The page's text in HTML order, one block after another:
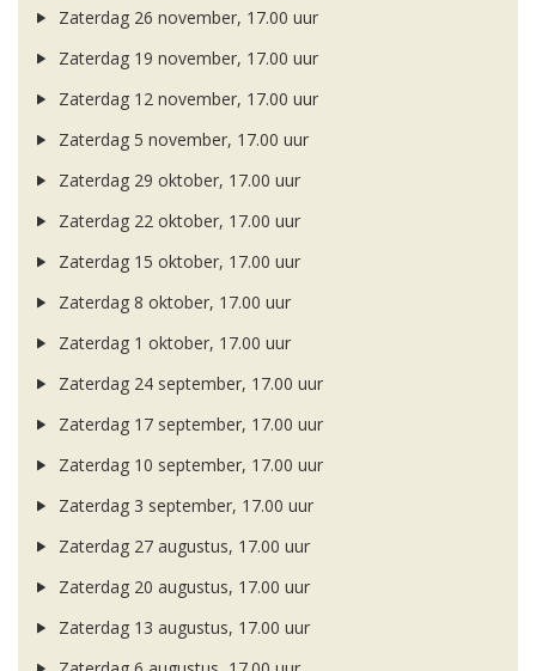
Zaterdag 26 november, 17.00 uur
Zaterdag 19 november, 17.00 uur
Zaterdag 12 november, 17.00 uur
Zaterdag 5 november, 17.00 uur
Zaterdag 29 oktober, 17.00 uur
Zaterdag 22 oktober, 17.00 uur
Zaterdag 15 oktober, 17.00 uur
Zaterdag 8 oktober, 17.00 uur
Zaterdag 1 oktober, 17.00 uur
Zaterdag 24 september, 17.00 uur
Zaterdag 17 september, 17.00 uur
Zaterdag 10 september, 17.00 uur
Zaterdag 3 september, 17.00 uur
Zaterdag 27 augustus, 17.00 uur
Zaterdag 20 augustus, 17.00 uur
Zaterdag 13 augustus, 17.00 uur